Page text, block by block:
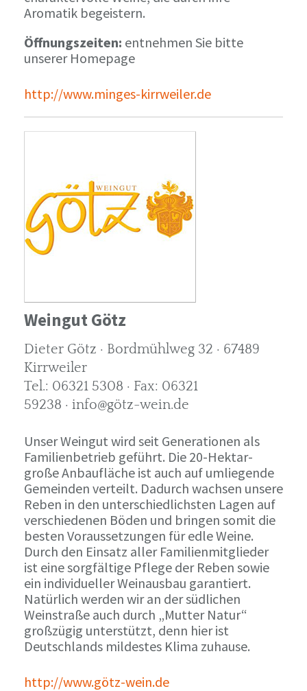
Aromatik begeistern.
Öffnungszeiten: entnehmen Sie bitte
unserer Homepage
http://www.minges-kirrweiler.de
Weingut Götz
Dieter Götz · Bordmühlweg 32 · 67489
Kirrweiler
Tel.: 06321 5308 · Fax: 06321
59238 · info@götz-wein.de
Unser Weingut wird seit Generationen als
Familienbetrieb geführt. Die 20-Hektar-
große Anbaufläche ist auch auf umliegende
Gemeinden verteilt. Dadurch wachsen unsere
Reben in den unterschiedlichsten Lagen auf
verschiedenen Böden und bringen somit die
besten Voraussetzungen für edle Weine.
Durch den Einsatz aller Familienmitglieder
ist eine sorgfältige Pflege der Reben sowie
ein individueller Weinausbau garantiert.
Natürlich werden wir an der südlichen
Weinstraße auch durch „Mutter Natur“
großzügig unterstützt, denn hier ist
Deutschlands mildestes Klima zuhause.
http://www.götz-wein.de